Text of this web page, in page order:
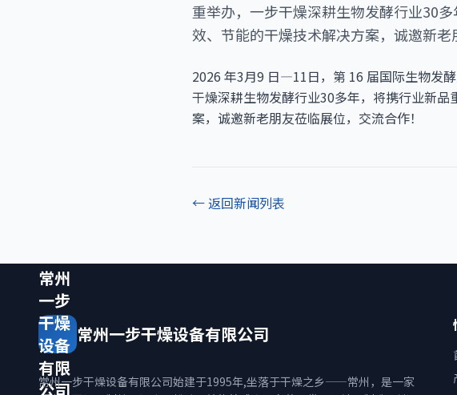
重举办，一步干燥深耕生物发酵行业30
效、节能的干燥技术解决方案，诚邀新老
2026 年3月9 日—11日，第 16 届国际生物发
干燥深耕生物发酵行业30多年，将携行业新
案，诚邀新老朋友莅临展位，交流合作！
← 返回新闻列表
常州
一步
干燥
设备
有限
公司
常州一步干燥设备有限公司
常州一步干燥设备有限公司始建于1995年,坐落于干燥之乡——常州，是一家